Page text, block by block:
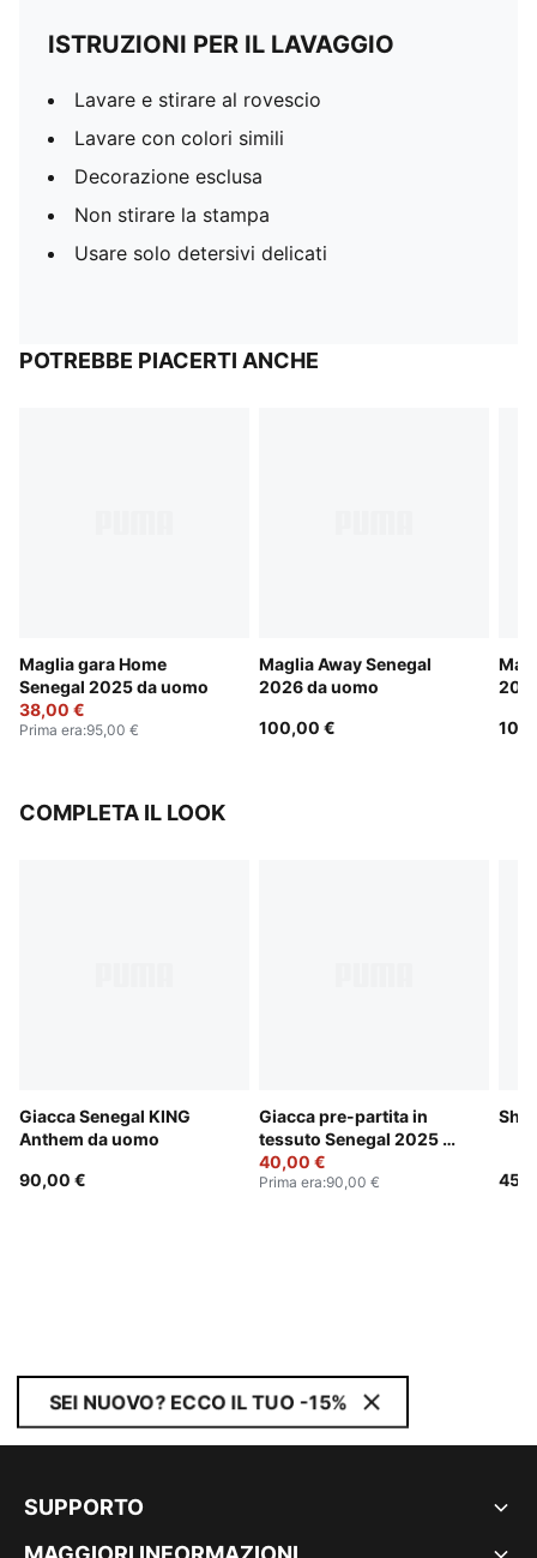
ISTRUZIONI PER IL LAVAGGIO
Lavare e stirare al rovescio
Lavare con colori simili
Decorazione esclusa
Non stirare la stampa
Usare solo detersivi delicati
POTREBBE PIACERTI ANCHE
Maglia gara Home
Senegal 2025 da uomo
38,00 €
Prima era:95,00 €
Maglia Away Senegal
2026 da uomo
100,00 €
COMPLETA IL LOOK
Giacca Senegal KING
Anthem da uomo
90,00 €
Giacca pre-partita in
tessuto Senegal 2025 da
uomo
40,00 €
Prima era:90,00 €
SEI NUOVO? ECCO IL TUO -15%
SUPPORTO